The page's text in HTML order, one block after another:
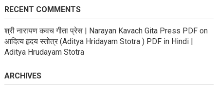
RECENT COMMENTS
श्री नारायण कवच गीता प्रेस | Narayan Kavach Gita Press PDFon
आदित्य हृदय स्तोत्र (Aditya Hridayam Stotra ) PDF in Hindi |
Aditya Hrudayam Stotra
ARCHIVES